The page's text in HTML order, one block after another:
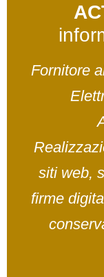
Fornitore
siti web,
firme